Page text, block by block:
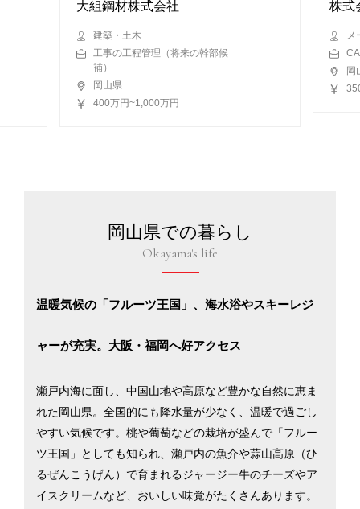
大組鋼材株式会社
建築・土木
工事の工程管理（将来の幹部候
補）
岡山県
400万円~1,000万円
株式
メ
岡
岡山県での暮らし
Okayama's life
温暖気候の「フルーツ王国」、海水浴やスキーレジ
ャーが充実。大阪・福岡へ好アクセス
瀬戸内海に面し、中国山地や高原など豊かな自然に恵ま
れた岡山県。全国的にも降水量が少なく、温暖で過ごし
やすい気候です。桃や葡萄などの栽培が盛んで「フルー
ツ王国」としても知られ、瀬戸内の魚介や蒜山高原（ひ
るぜんこうげん）で育まれるジャージー牛のチーズやア
イスクリームなど、おいしい味覚がたくさんあります。